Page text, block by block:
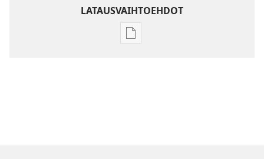
LATAUSVAIHTOEHDOT
Julkaisujen